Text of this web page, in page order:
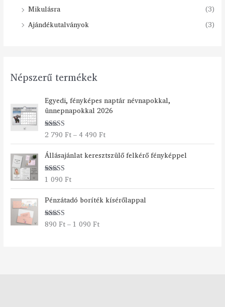
Mikulásra
(3)
Ajándékutalványok
(3)
Népszerű termékek
Egyedi, fényképes naptár névnapokkal,
ünnepnapokkal 2026
Értékelés:
2 790Ft – 4 490Ft
r
t
r
t
o
n
y
:
Állásajánlat keresztszülő felkérő fényképpel
Értékelés:
1 090Ft
Pénzátadó boríték kísérőlappal
Értékelés:
890Ft – 1 090Ft
Á
r
a